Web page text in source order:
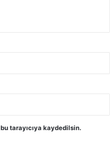
tarayıcıya kaydedilsin.